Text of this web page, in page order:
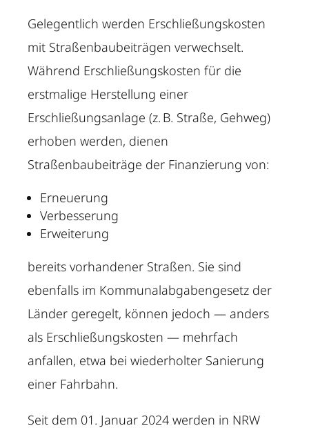
Gelegentlich werden Erschließungskosten
mit Straßenbaubeiträgen verwechselt.
Während Erschließungskosten für die
erstmalige Herstellung einer
Erschließungsanlage (z. B. Straße, Gehweg)
erhoben werden, dienen
Straßenbaubeiträge der Finanzierung von:
Erneuerung
Verbesserung
Erweiterung
bereits vorhandener Straßen. Sie sind
ebenfalls im Kommunalabgabengesetz der
Länder geregelt, können jedoch — anders
als Erschließungskosten — mehrfach
anfallen, etwa bei wiederholter Sanierung
einer Fahrbahn.
Seit dem 01. Januar 2024 werden in NRW